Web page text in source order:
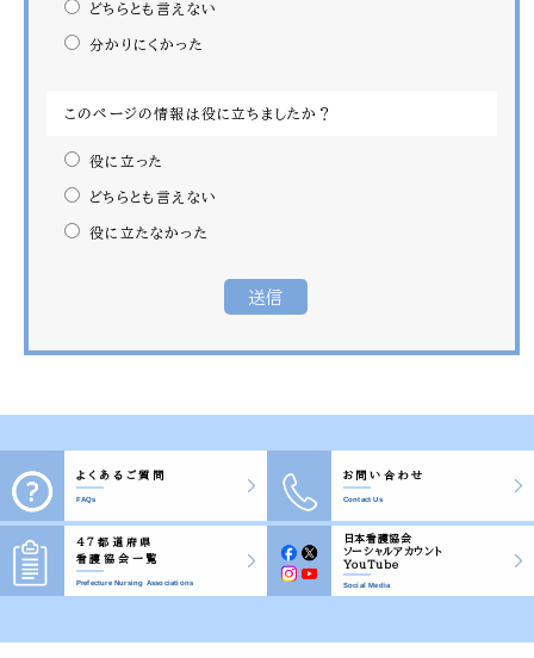
どちらとも言えない
分かりにくかった
このページの情報は役に立ちましたか？
役に立った
どちらとも言えない
役に立たなかった
よくあるご質問
FAQs
お問い合わせ
Contact Us
47都道府県
看護協会一覧
Prefecture Nursing Associations
日本看護協会
ソーシャルアカウント
YouTube
Social Media